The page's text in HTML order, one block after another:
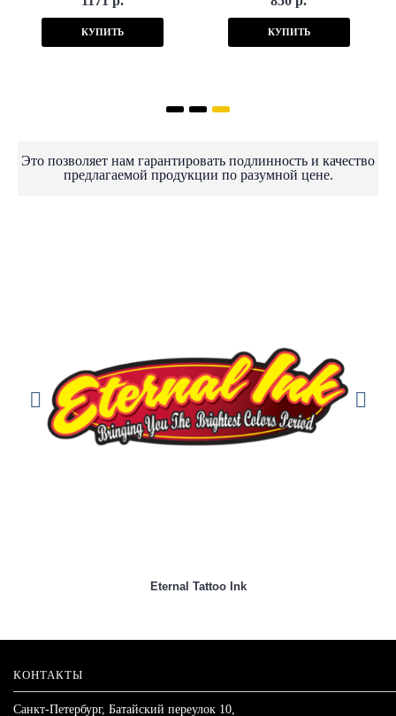
КУПИТЬ КУПИТЬ
Это позволяет нам гарантировать подлинность и качество
предлагаемой продукции по разумной цене.
Eternal Tattoo Ink
КОНТАКТЫ
Санкт-Петербург, Батайский переулок 10,